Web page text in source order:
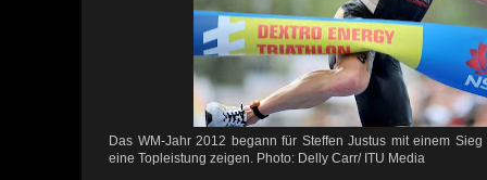
Das WM-Jahr 2012 begann für Steffen Justus mit einem
eine Topleistung zeigen. Photo: Delly Carr/ ITU Media